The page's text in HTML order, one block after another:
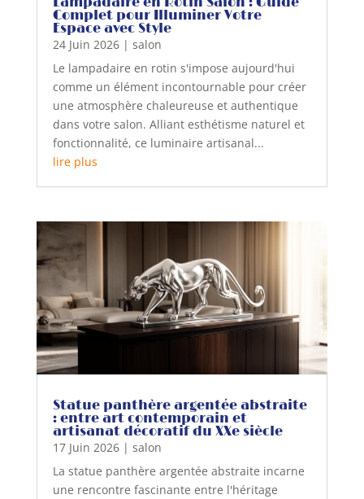
Complet pour Illuminer Votre
Espace avec Style
24 Juin 2026| salon
Le lampadaire en rotin s'impose aujourd'hui
comme un élément incontournable pour créer
une atmosphère chaleureuse et authentique
dans votre salon. Alliant esthétisme naturel et
fonctionnalité, ce luminaire artisanal...
lire plus
Statue panthère argentée abstraite
: entre art contemporain et
artisanat décoratif du XXe siècle
17 Juin 2026| salon
La statue panthère argentée abstraite incarne
une rencontre fascinante entre l'héritage